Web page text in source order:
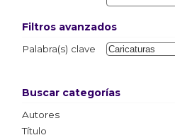
Filtros avanzados
Palabra(s) clave
Buscar categorías
Autores
Título